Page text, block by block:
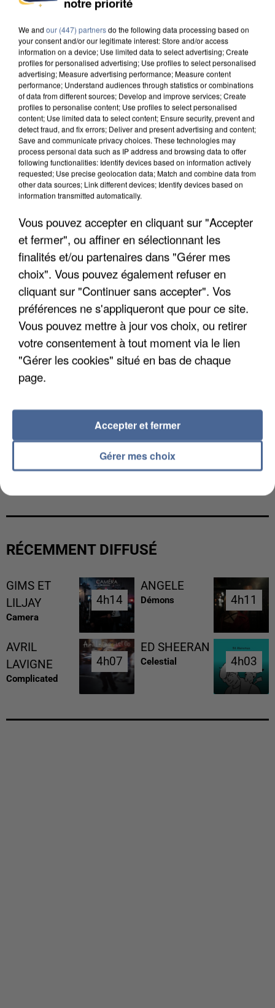
DE SOLIDARITÉ AVEC LES...
APRÈS TOUTES CES CANICULES, LES REFUGES
DE FAUNE SAUVAGE SONT...
L’UN DES FONDATEURS SUPPOSÉS DE LA DZ
RÉCEMMENT DIFFUSÉ
GIMS ET
LILJAY
Camera
4h14
4h14
ANGELE
Démons 4h11
4h11
AVRIL
LAVIGNE
Complicated
4h07
4h07
ED SHEERAN
Celestial 4h03
4h03
We and our (447) partnersdo the following data processing based on
your consent and/or our legitimate interest: Store and/or access
information on a device; Use limited data to select advertising; Create
profiles for personalised advertising; Use profiles to select personalised
advertising; Measure advertising performance; Measure content
performance; Understand audiences through statistics or combinations
of data from different sources; Develop and improve services; Create
profiles to personalise content; Use profiles to select personalised
content; Use limited data to select content; Ensure security, prevent and
detect fraud, and fix errors; Deliver and present advertising and content;
Save and communicate privacy choices. These technologies may
process personal data such as IP address and browsing data to offer
following functionalities: Identify devices based on information actively
requested; Use precise geolocation data; Match and combine data from
other data sources; Link different devices; Identify devices based on
information transmitted automatically.
Vous pouvez accepter en cliquant sur "Accepter
et fermer", ou affiner en sélectionnant les
finalités et/ou partenaires dans "Gérer mes
choix". Vous pouvez également refuser en
cliquant sur "Continuer sans accepter". Vos
préférences ne s'appliqueront que pour ce site.
Vous pouvez mettre à jour vos choix, ou retirer
votre consentement à tout moment via le lien
"Gérer les cookies" situé en bas de chaque
page.
Gérer mes choix
Accepter et fermer